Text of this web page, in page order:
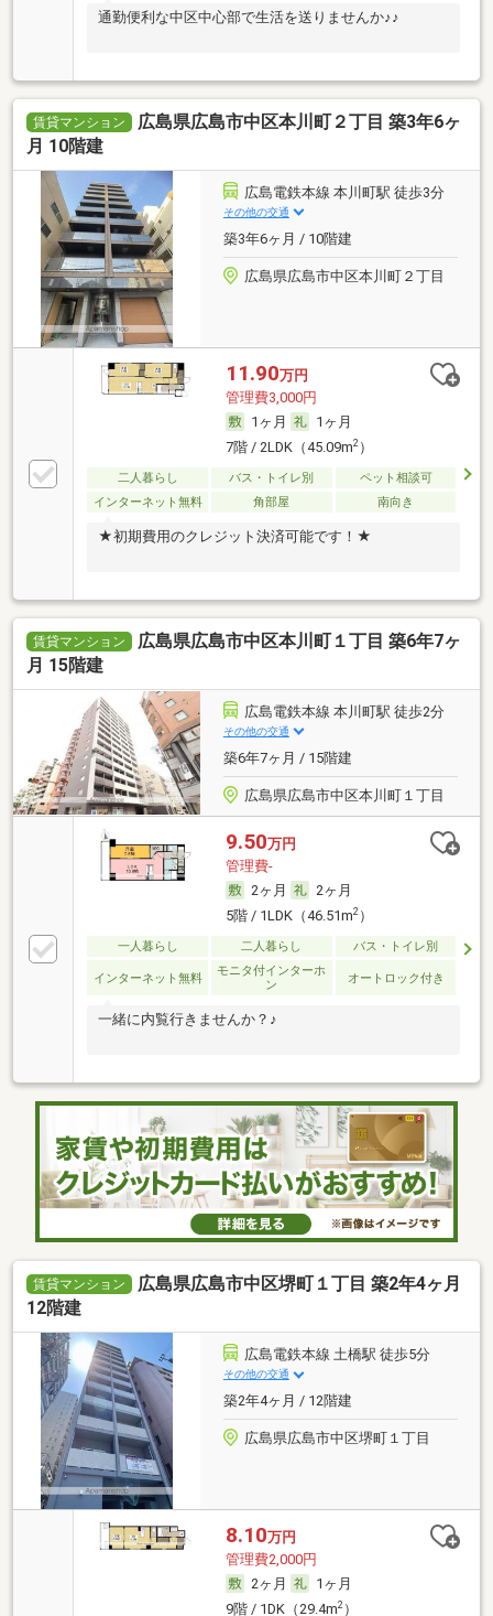
通勤便利な中区中心部で生活を送りませんか♪♪
賃貸マンション
広島県広島市中区本川町２丁目 築3年6ヶ
月 10階建
広島電鉄本線 本川町駅 徒歩3分
その他の交通
築3年6ヶ月 / 10階建
広島県広島市中区本川町２丁目
11.90万円
管理費3,000円
1ヶ月
1ヶ月
7階 / 2LDK（45.09m2）
二人暮らし バス・トイレ別
ペット相談可
インターネット無料
角部屋 南向き
★初期費用のクレジット決済可能です！★
賃貸マンション
広島県広島市中区本川町１丁目 築6年7ヶ
月 15階建
広島電鉄本線 本川町駅 徒歩2分
その他の交通
築6年7ヶ月 / 15階建
広島県広島市中区本川町１丁目
9.50万円
管理費-
2ヶ月
2ヶ月
5階 / 1LDK（46.51m2）
一人暮らし 二人暮らし バス・トイレ別
インターネット無料
モニタ付インターホ
ン
オートロック付き
一緒に内覧行きませんか？♪
賃貸マンション
広島県広島市中区堺町１丁目 築2年4ヶ月
12階建
広島電鉄本線 土橋駅 徒歩5分
その他の交通
築2年4ヶ月 / 12階建
広島県広島市中区堺町１丁目
8.10万円
管理費2,000円
2ヶ月
1ヶ月
9階 / 1DK（29.4m2）